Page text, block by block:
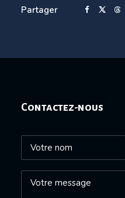
Partager
Contactez-nous